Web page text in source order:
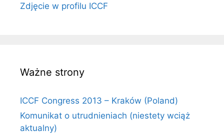
Zdjęcie w profilu ICCF
Ważne strony
ICCF Congress 2013 – Kraków (Poland)
Komunikat o utrudnieniach (niestety wciąż
aktualny)